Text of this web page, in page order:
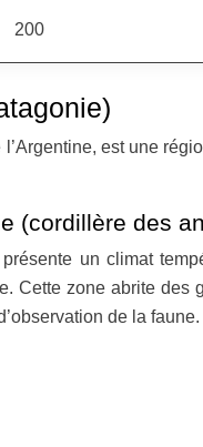
200
l’Argentine, est une
(cordillère des
un climat
Cette zone abrite
de la faune.